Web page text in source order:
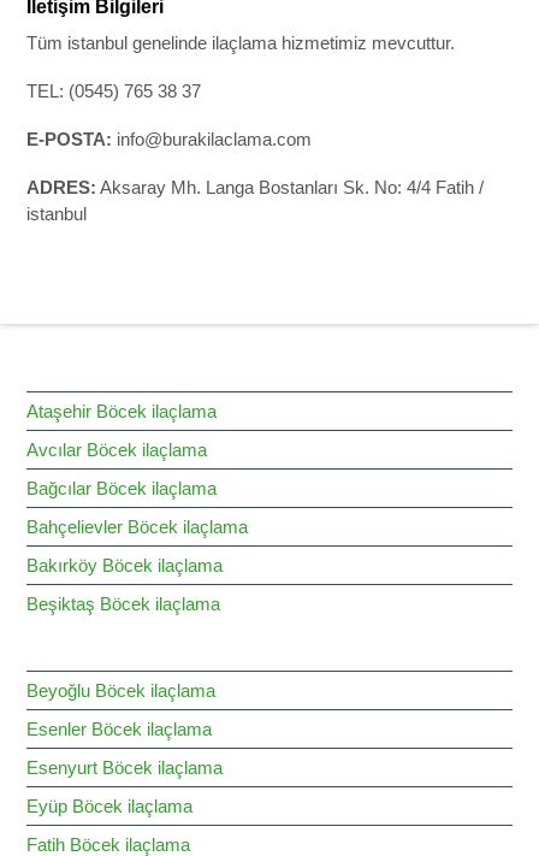
İletişim Bilgileri
Tüm istanbul genelinde ilaçlama hizmetimiz mevcuttur.
TEL: (0545) 765 38 37
E-POSTA: info@burakilaclama.com
ADRES: Aksaray Mh. Langa Bostanları Sk. No: 4/4 Fatih /
istanbul
Ataşehir Böcek ilaçlama
Avcılar Böcek ilaçlama
Bağcılar Böcek ilaçlama
Bahçelievler Böcek ilaçlama
Bakırköy Böcek ilaçlama
Beşiktaş Böcek ilaçlama
Beyoğlu Böcek ilaçlama
Esenler Böcek ilaçlama
Esenyurt Böcek ilaçlama
Eyüp Böcek ilaçlama
Fatih Böcek ilaçlama